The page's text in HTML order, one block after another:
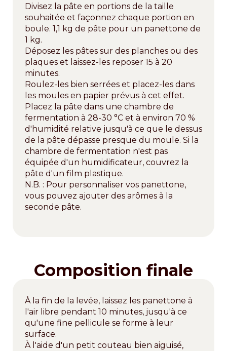
Divisez la pâte en portions de la taille
souhaitée et façonnez chaque portion en
boule. 1,1 kg de pâte pour un panettone de
1 kg.
Déposez les pâtes sur des planches ou des
plaques et laissez-les reposer 15 à 20
minutes.
Roulez-les bien serrées et placez-les dans
les moules en papier prévus à cet effet.
Placez la pâte dans une chambre de
fermentation à 28-30 °C et à environ 70 %
d'humidité relative jusqu'à ce que le dessus
de la pâte dépasse presque du moule. Si la
chambre de fermentation n'est pas
équipée d'un humidificateur, couvrez la
pâte d'un film plastique.
N.B. : Pour personnaliser vos panettone,
vous pouvez ajouter des arômes à la
seconde pâte.
Composition finale
À la fin de la levée, laissez les panettone à
l'air libre pendant 10 minutes, jusqu'à ce
qu'une fine pellicule se forme à leur
surface.
À l'aide d'un petit couteau bien aiguisé,